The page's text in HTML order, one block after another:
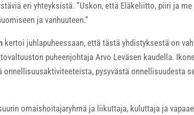
eri yhteyksistä. ”Uskon, että Eläkeliitto, piiri ja
ja vanhuuteen.”
kertoi juhlapuheessaan, että tästä yhdistyksestä on
puheenjohtaja Arvo Leväsen kaudella.
onnellisuusaktiviteeteista, pysyvästä onnellisuudesta
omaishoitajaryhmä ja liikuttaja, kuluttaja ja